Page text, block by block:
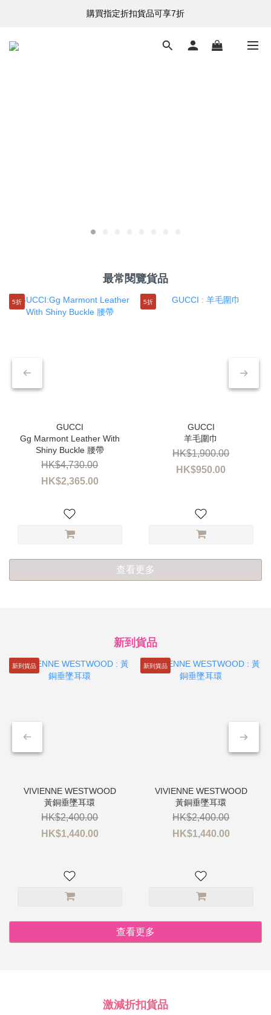
購買指定折扣貨品可享7折
購買指定折扣貨品可享7折
港台澳 全單滿HK$500 即享免運費
最常閱覽貨品
5折
Gg Marmont Leather With
Shiny Buckle 腰帶
HK$2,365.00
HK$4,730.00
5折
羊毛圍巾
HK$950.00
HK$1,900.00
查看更多
新到貨品
新到貨品
黃銅垂墜耳環
HK$1,440.00
HK$2,400.00
新到貨品
黃銅垂墜耳環
HK$1,440.00
HK$2,400.00
查看更多
激減折扣貨品